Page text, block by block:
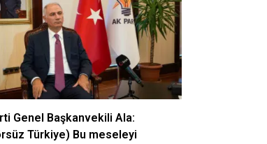
Genel Başkanvekili Ala:
Türkiye) Bu meseleyi